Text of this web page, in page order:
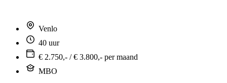
Venlo
40 uur
€ 2.750,- / € 3.800,- per maand
MBO